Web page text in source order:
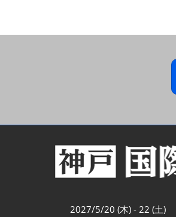
2027/5/20 (木) - 22 (土)